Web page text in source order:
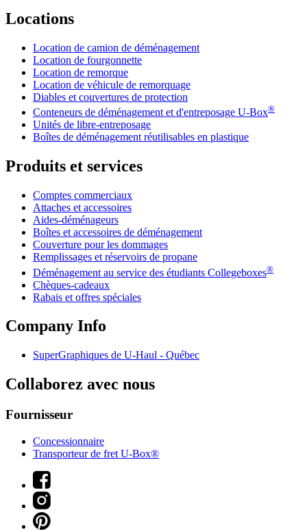
Locations
Location de camion de déménagement
Location de fourgonnette
Location de remorque
Location de véhicule de remorquage
Diables et couvertures de protection
Conteneurs de déménagement et d'entreposage U-Box®
Unités de libre-entreposage
Boîtes de déménagement réutilisables en plastique
Produits et services
Comptes commerciaux
Attaches et accessoires
Aides-déménageurs
Boîtes et accessoires de déménagement
Couverture pour les dommages
Remplissages et réservoirs de propane
Déménagement au service des étudiants Collegeboxes®
Chèques-cadeaux
Rabais et offres spéciales
Company Info
SuperGraphiques de U-Haul - Québec
Collaborez avec nous
Fournisseur
Concessionnaire
Transporteur de fret U-Box®